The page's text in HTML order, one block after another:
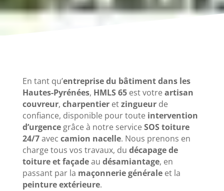
En tant qu’entreprise du bâtiment dans les
Hautes-Pyrénées, HMLS 65est votreartisan
couvreur, charpentieretzingueurde
confiance, disponible pour toute intervention
d’urgencegrâce à notre serviceSOS toiture
24/7avec camion nacelle. Nous prenons en
charge tous vos travaux, du décapage de
toiture et façadeau désamiantage, en
passant par la maçonnerie généraleet la
peinture extérieure.